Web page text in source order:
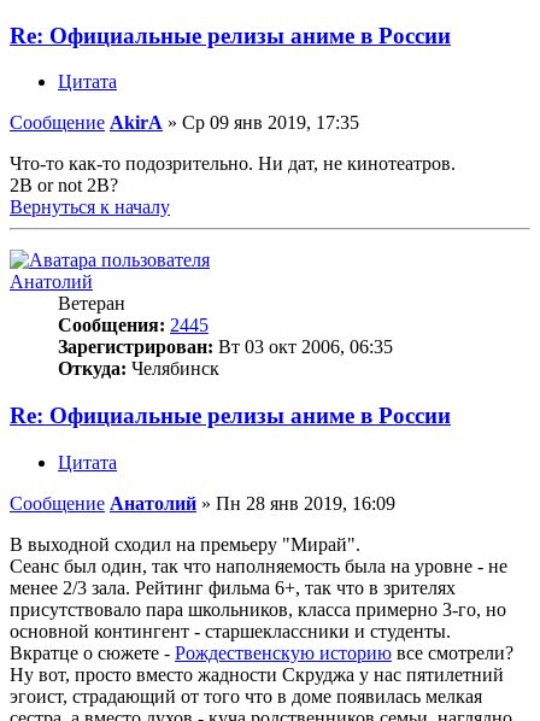
Re: Официальные релизы аниме в России
Цитата
Сообщение AkirA » Ср 09 янв 2019, 17:35
Что-то как-то подозрительно. Ни дат, не кинотеатров.
2B or not 2B?
Вернуться к началу
Анатолий
Ветеран
Сообщения: 2445
Зарегистрирован: Вт 03 окт 2006, 06:35
Откуда: Челябинск
Re: Официальные релизы аниме в России
Цитата
Сообщение Анатолий » Пн 28 янв 2019, 16:09
В выходной сходил на премьеру "Мирай".
Сеанс был один, так что наполняемость была на уровне - не
менее 2/3 зала. Рейтинг фильма 6+, так что в зрителях
присутствовало пара школьников, класса примерно 3-го, но
основной контингент - старшеклассники и студенты.
Вкратце о сюжете - Рождественскую историю все смотрели?
Ну вот, просто вместо жадности Скруджа у нас пятилетний
эгоист, страдающий от того что в доме появилась мелкая